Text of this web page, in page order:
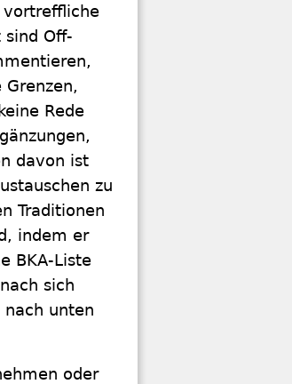
vortreffliche
sind Off-
Rede
davon ist
zu
Traditionen
indem er
BKA-Liste
sich
unten
oder